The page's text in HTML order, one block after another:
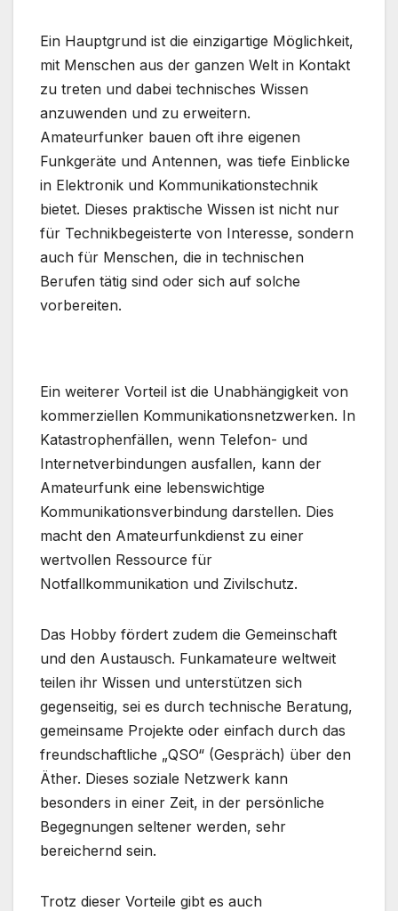
Ein Hauptgrund ist die einzigartige Möglichkeit,
mit Menschen aus der ganzen Welt in Kontakt
zu treten und dabei technisches Wissen
anzuwenden und zu erweitern.
Amateurfunker bauen oft ihre eigenen
Funkgeräte und Antennen, was tiefe Einblicke
in Elektronik und Kommunikationstechnik
bietet. Dieses praktische Wissen ist nicht nur
für Technikbegeisterte von Interesse, sondern
auch für Menschen, die in technischen
Berufen tätig sind oder sich auf solche
vorbereiten.
Ein weiterer Vorteil ist die Unabhängigkeit von
kommerziellen Kommunikationsnetzwerken. In
Katastrophenfällen, wenn Telefon- und
Internetverbindungen ausfallen, kann der
Amateurfunk eine lebenswichtige
Kommunikationsverbindung darstellen. Dies
macht den Amateurfunkdienst zu einer
wertvollen Ressource für
Notfallkommunikation und Zivilschutz.
Das Hobby fördert zudem die Gemeinschaft
und den Austausch. Funkamateure weltweit
teilen ihr Wissen und unterstützen sich
gegenseitig, sei es durch technische Beratung,
gemeinsame Projekte oder einfach durch das
freundschaftliche „QSO“ (Gespräch) über den
Äther. Dieses soziale Netzwerk kann
besonders in einer Zeit, in der persönliche
Begegnungen seltener werden, sehr
bereichernd sein.
Trotz dieser Vorteile gibt es auch